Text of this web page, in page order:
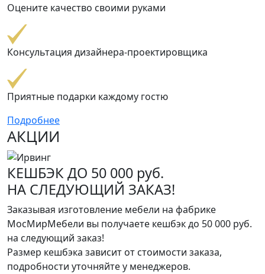
Оцените качество своими руками
Консультация дизайнера-проектировщика
Приятные подарки каждому гостю
Подробнее
АКЦИИ
КЕШБЭК ДО 50 000 руб.
НА СЛЕДУЮЩИЙ ЗАКАЗ!
Заказывая изготовление мебели на фабрике
МосМирМебели вы получаете кешбэк до 50 000 руб.
на следующий заказ!
Размер кешбэка зависит от стоимости заказа,
подробности уточняйте у менеджеров.